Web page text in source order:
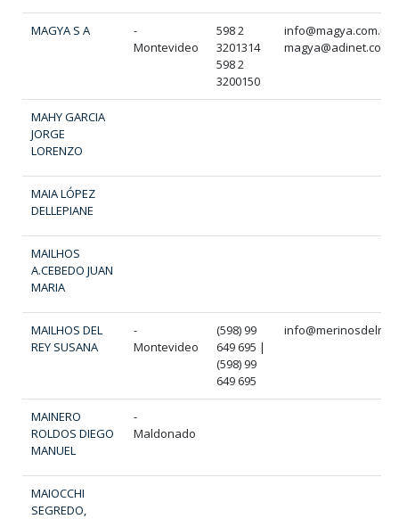
MAGYA S A
-
Montevideo
598 2
3201314
598 2
3200150
info@magya.com.uy
MAHY GARCIA
JORGE
LORENZO
MAIA LÓPEZ
DELLEPIANE
MAILHOS
A.CEBEDO JUAN
MARIA
MAILHOS DEL
REY SUSANA
-
Montevideo
(598) 99
649 695 |
(598) 99
649 695
MAINERO
ROLDOS DIEGO
MANUEL
-
Maldonado
MAIOCCHI
SEGREDO,